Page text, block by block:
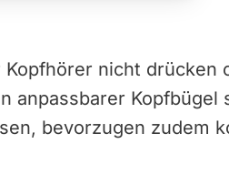
nicht drücken
anpassbarer Kopfbügel
bevorzugen zudem